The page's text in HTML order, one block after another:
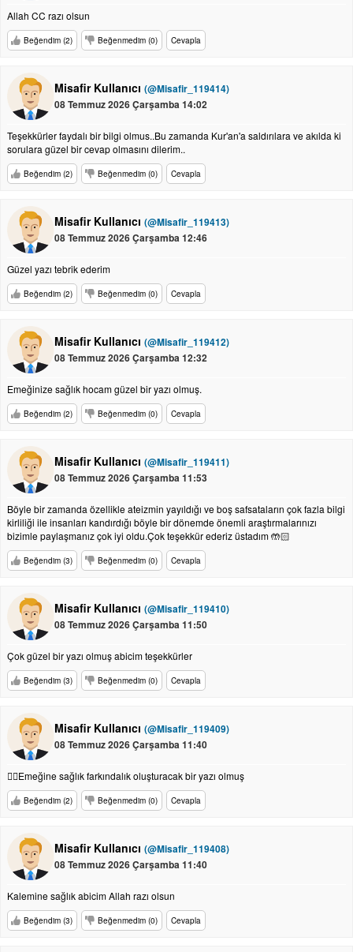
Allah CC razı olsun
Beğendim (2) Beğenmedim (0) Cevapla
Misafir Kullanıcı (@Misafir_119414)
08 Temmuz 2026 Çarşamba 14:02
Teşekkürler faydalı bir bilgi olmus..Bu zamanda Kur'an'a saldırılara ve akılda ki
sorulara güzel bir cevap olmasını dilerim..
Beğendim (2) Beğenmedim (0) Cevapla
Misafir Kullanıcı (@Misafir_119413)
08 Temmuz 2026 Çarşamba 12:46
Güzel yazı tebrik ederim
Beğendim (2) Beğenmedim (0) Cevapla
Misafir Kullanıcı (@Misafir_119412)
08 Temmuz 2026 Çarşamba 12:32
Emeğinize sağlık hocam güzel bir yazı olmuş.
Beğendim (2) Beğenmedim (0) Cevapla
Misafir Kullanıcı (@Misafir_119411)
08 Temmuz 2026 Çarşamba 11:53
Böyle bir zamanda özellikle ateizmin yayıldığı ve boş safsataların çok fazla bilgi
kirliliği ile insanları kandırdığı böyle bir dönemde önemli araştırmalarınızı
bizimle paylaşmanız çok iyi oldu.Çok teşekkür ederiz üstadım 🤲🏻
Beğendim (3) Beğenmedim (0) Cevapla
Misafir Kullanıcı (@Misafir_119410)
08 Temmuz 2026 Çarşamba 11:50
Çok güzel bir yazı olmuş abicim teşekkürler
Beğendim (3) Beğenmedim (0) Cevapla
Misafir Kullanıcı (@Misafir_119409)
08 Temmuz 2026 Çarşamba 11:40
👍🏻Emeğine sağlık farkındalık oluşturacak bir yazı olmuş
Beğendim (2) Beğenmedim (0) Cevapla
Misafir Kullanıcı (@Misafir_119408)
08 Temmuz 2026 Çarşamba 11:40
Kalemine sağlık abicim Allah razı olsun
Beğendim (3) Beğenmedim (0) Cevapla